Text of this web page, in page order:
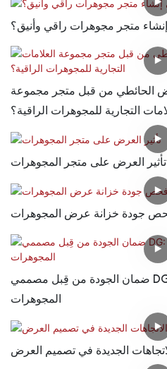
متجر مجوهرات راقي وأنيق؟
الحائطي من قبل متجر مجموعة
التجارية للمجوهرات الراقية؟
تأثير العرض على متجر المجوهرات
جودة خزانة عرض المجوهرات
ضمان الجودة من قِبل مصممي DG: الارتقاء بمعايير خزائن عرض
المجوهرات
الجديدة في تصميم العرض